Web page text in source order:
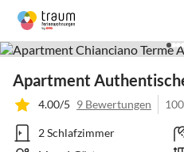
Apartment
4.00/5 9 Bewertungen
2 Schlafzimmer